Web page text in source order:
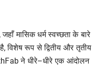
जहाँ मासिक धर्म स्वच्छता के बारे
है,विशेष रूप से द्वितीय और तृतीय
ने धीरे–धीरे एक आंदोलन